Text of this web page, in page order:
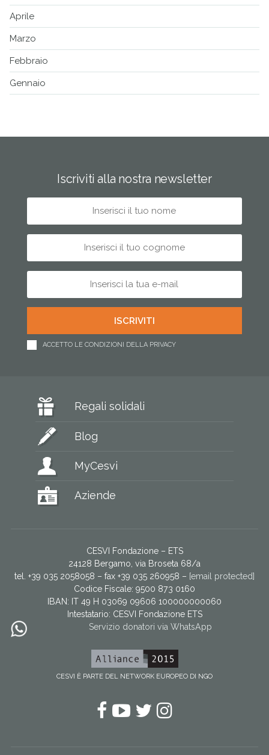
Aprile
Marzo
Febbraio
Gennaio
Iscriviti alla nostra newsletter
ACCETTO LE CONDIZIONI DELLA PRIVACY
Regali solidali
Blog
MyCesvi
Aziende
CESVI Fondazione – ETS
24128 Bergamo, via Broseta 68/a
tel. +39 035 2058058 – fax +39 035 260958 – [email protected]
Codice Fiscale: 9500 873 0160
IBAN: IT 49 H 03069 09606 100000000060
Intestatario: CESVI Fondazione ETS
Servizio donatori via WhatsApp
CESVI È PARTE DEL NETWORK EUROPEO DI NGO
Facebook
YouTube
Twitter
Instagram